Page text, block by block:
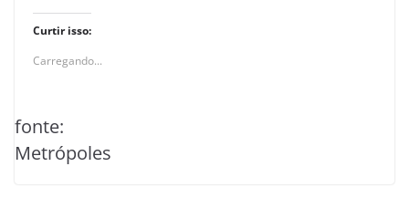
Curtir isso:
Carregando...
fonte:
Metrópoles